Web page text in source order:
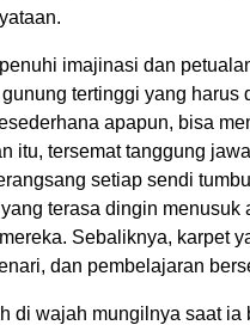
imajinasi dan
tertinggi yang harus
apapun, bisa
itu, tersemat tanggung
setiap sendi
terasa dingin menusuk
Sebaliknya, karpet
dan pembelajaran
di wajah mungilnya saat